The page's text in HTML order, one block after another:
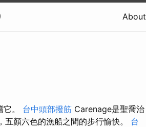
About
。 台中頭部撥筋 Carenage是聖喬治
顏六色的漁船之間的步行愉快。 台